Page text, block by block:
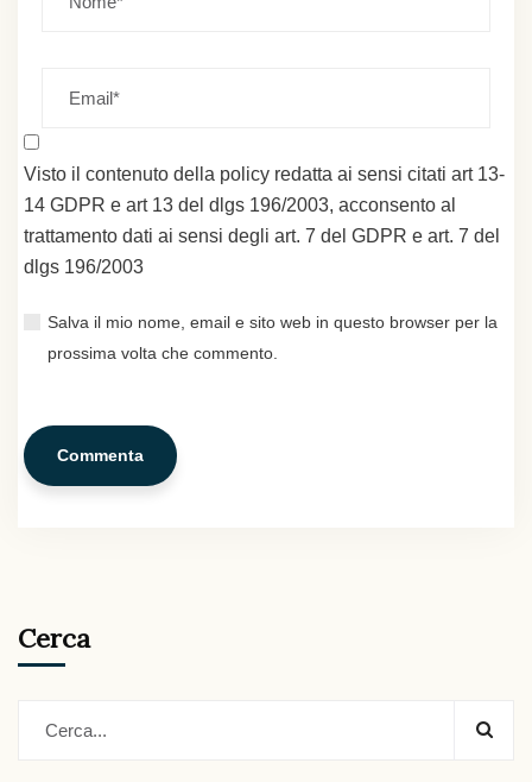
Visto il contenuto della policy redatta ai sensi citati art 13-
14 GDPR e art 13 del dlgs 196/2003, acconsento al
trattamento dati ai sensi degli art. 7 del GDPR e art. 7 del
dlgs 196/2003
Salva il mio nome, email e sito web in questo browser per la
prossima volta che commento.
Cerca